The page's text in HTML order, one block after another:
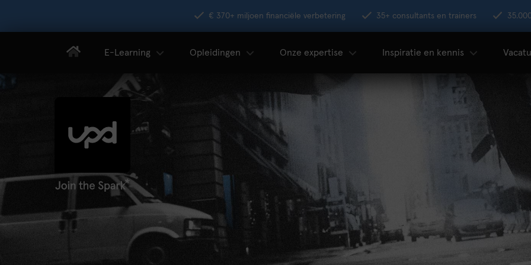
€ 370+ miljoen financiële verbetering 35+ consultants en trainers
E-Learning Opleidingen Onze expertise Inspiratie en kennis